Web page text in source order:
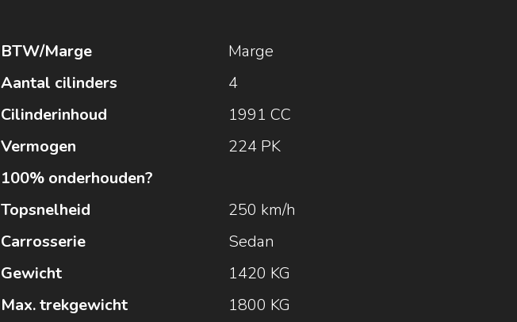
BTW/Marge
Marge
Aantal cilinders
4
Cilinderinhoud
1991 CC
Vermogen
224 PK
100% onderhouden?
Topsnelheid
250 km/h
Carrosserie
Sedan
Gewicht
1420 KG
Max. trekgewicht
1800 KG